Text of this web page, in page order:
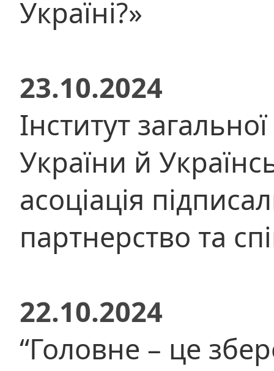
Україні?»
23.10.2024
Інститут
України й
асоціація
партнерство та
22.10.2024
“Головне – це